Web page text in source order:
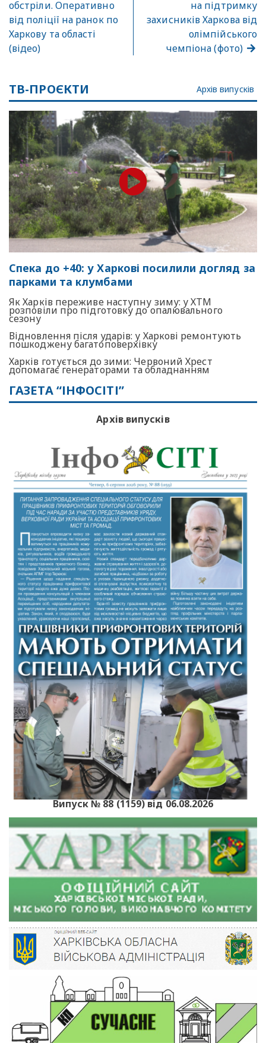
обстріли. Оперативно
від поліції на ранок по
Харкову та області
(відео)
на підтримку
захисників Харкова від
олімпійського
чемпіона (фото)
ТВ-ПРОЄКТИ Архів випусків
Спека до +40: у Харкові посилили догляд за
парками та клумбами
Як Харків переживе наступну зиму: у ХТМ
розповіли про підготовку до опалювального
сезону
Відновлення після ударів: у Харкові ремонтують
пошкоджену багатоповерхівку
Харків готується до зими: Червоний Хрест
допомагає генераторами та обладнанням
ГАЗЕТА “ІНФОСІТІ”
Архів випусків
Випуск № 88 (1159) від 06.08.2026